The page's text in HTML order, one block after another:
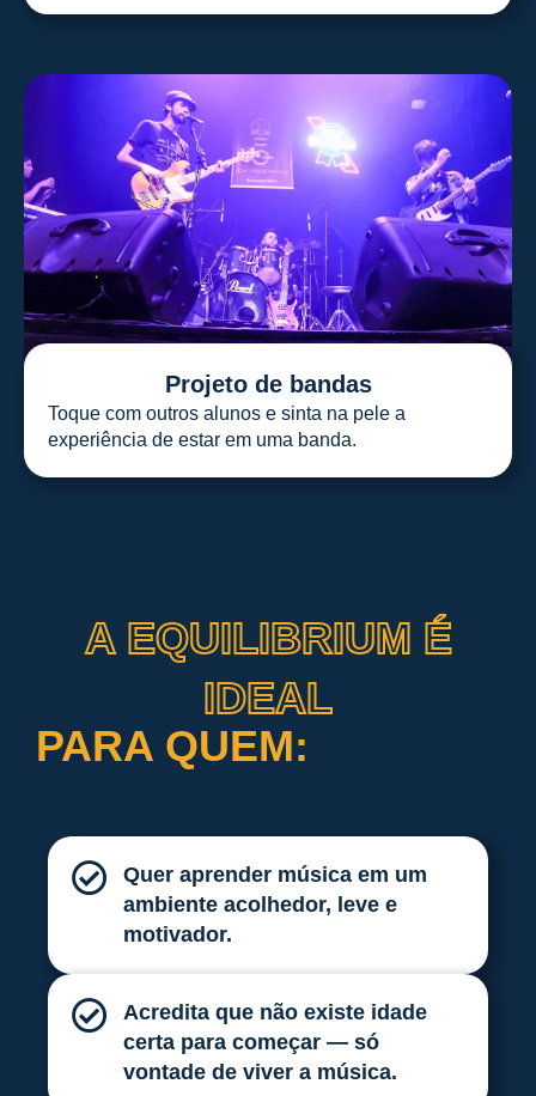
Projeto de bandas
Toque com outros alunos e sinta na pele a
experiência de estar em uma banda.
A EQUILIBRIUM É
IDEAL
PARA QUEM:
Quer aprender música em um
ambiente acolhedor, leve e
motivador.
Acredita que não existe idade
certa para começar — só
vontade de viver a música.